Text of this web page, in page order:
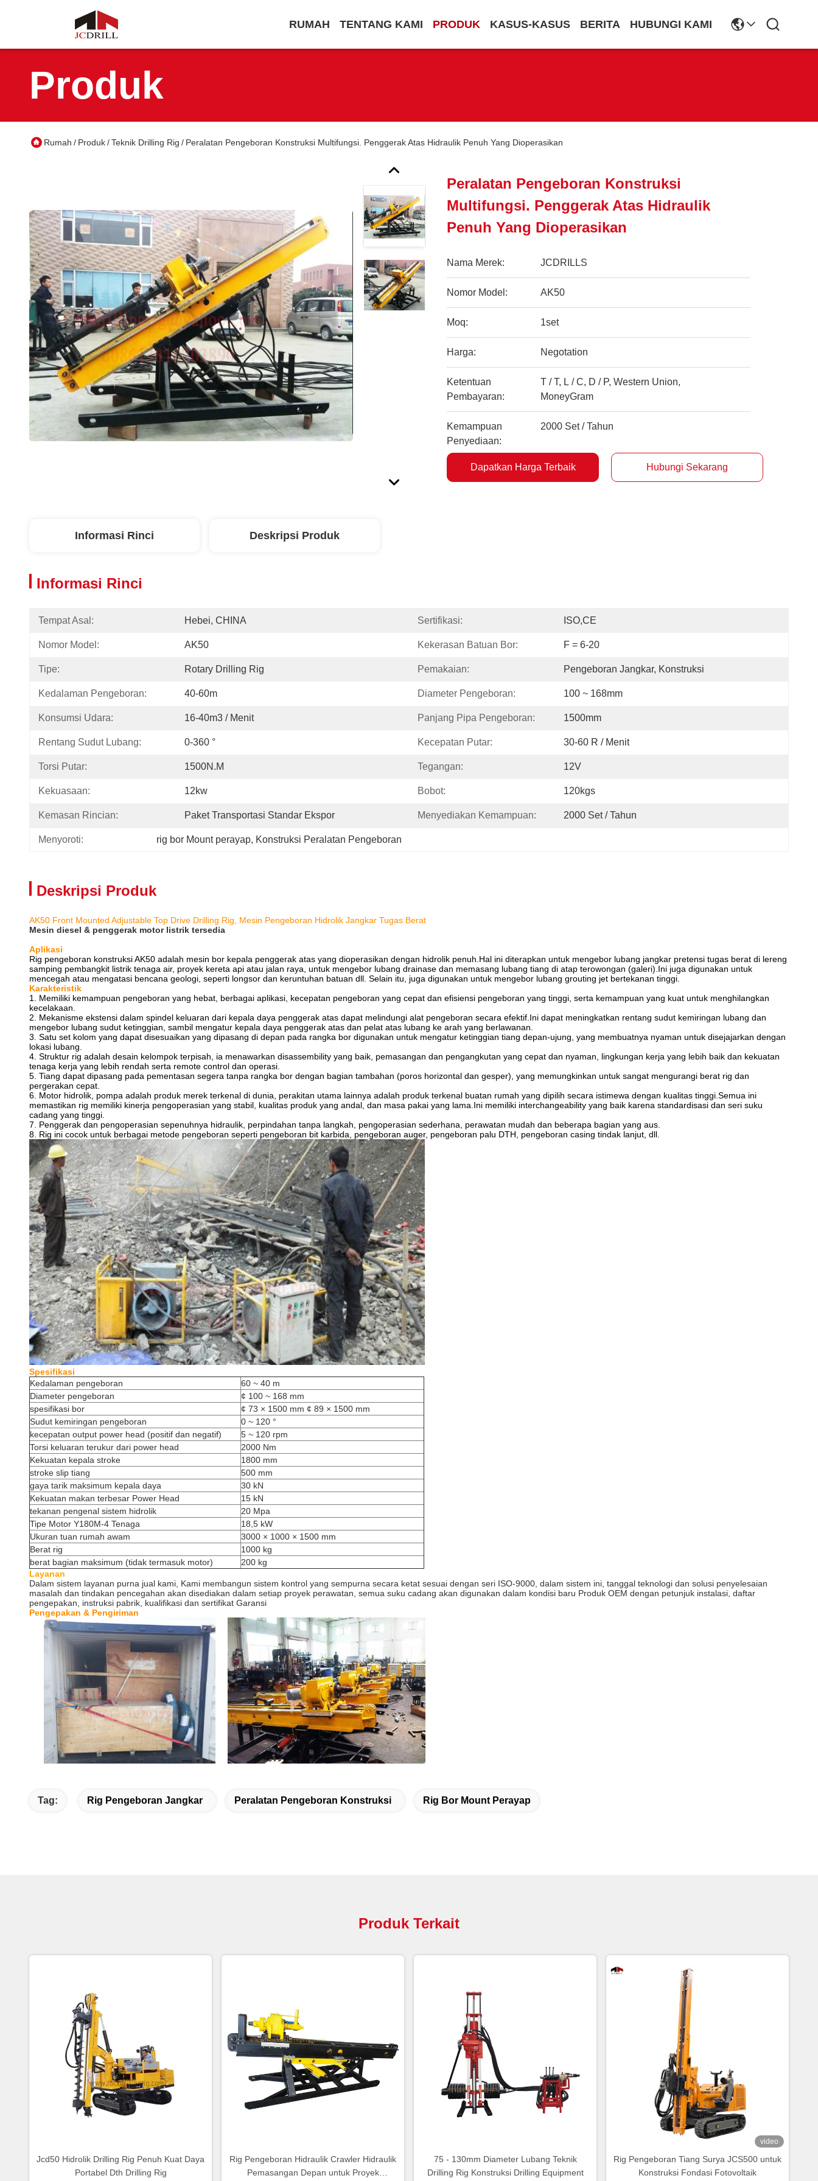
RUMAH TENTANG KAMI PRODUK KASUS-KASUS BERITA HUBUNGI KAMI
Produk
Rumah / Produk/Teknik Drilling Rig / Peralatan Pengeboran Konstruksi Multifungsi. Penggerak Atas Hidraulik Penuh Yang Dioperasikan
Peralatan Pengeboran Konstruksi
Multifungsi. Penggerak Atas Hidraulik
Penuh Yang Dioperasikan
Nama Merek: JCDRILLS
Nomor Model: AK50
Moq: 1set
Harga: Negotation
Ketentuan
Pembayaran:
T / T, L / C, D / P, Western Union,
MoneyGram
Kemampuan
Penyediaan:
2000 Set / Tahun
Dapatkan Harga Terbaik Hubungi Sekarang
Informasi Rinci Deskripsi Produk
Informasi Rinci
Tempat Asal: Hebei, CHINA Sertifikasi: ISO,CE
Nomor Model: AK50 Kekerasan Batuan Bor: F = 6-20
Tipe: Rotary Drilling Rig Pemakaian: Pengeboran Jangkar, Konstruksi
Kedalaman Pengeboran: 40-60m Diameter Pengeboran: 100 ~ 168mm
Konsumsi Udara: 16-40m3 / Menit Panjang Pipa Pengeboran: 1500mm
Rentang Sudut Lubang: 0-360 ° Kecepatan Putar: 30-60 R / Menit
Torsi Putar: 1500N.M Tegangan: 12V
Kekuasaan: 12kw Bobot: 120kgs
Kemasan Rincian: Paket Transportasi Standar Ekspor Menyediakan Kemampuan: 2000 Set / Tahun
Menyoroti: rig bor Mount perayap, Konstruksi Peralatan Pengeboran
Deskripsi Produk
AK50 Front Mounted Adjustable Top Drive Drilling Rig, Mesin Pengeboran Hidrolik Jangkar Tugas Berat
Mesin diesel & penggerak motor listrik tersedia
Aplikasi
Rig pengeboran konstruksi AK50 adalah mesin bor kepala penggerak atas yang dioperasikan dengan hidrolik penuh.Hal ini diterapkan untuk mengebor lubang jangkar pretensi tugas berat di lereng
samping pembangkit listrik tenaga air, proyek kereta api atau jalan raya, untuk mengebor lubang drainase dan memasang lubang tiang di atap terowongan (galeri).Ini juga digunakan untuk
mencegah atau mengatasi bencana geologi, seperti longsor dan keruntuhan batuan dll. Selain itu, juga digunakan untuk mengebor lubang grouting jet bertekanan tinggi.
Karakteristik
1. Memiliki kemampuan pengeboran yang hebat, berbagai aplikasi, kecepatan pengeboran yang cepat dan efisiensi pengeboran yang tinggi, serta kemampuan yang kuat untuk menghilangkan
kecelakaan.
2. Mekanisme ekstensi dalam spindel keluaran dari kepala daya penggerak atas dapat melindungi alat pengeboran secara efektif.Ini dapat meningkatkan rentang sudut kemiringan lubang dan
mengebor lubang sudut ketinggian, sambil mengatur kepala daya penggerak atas dan pelat atas lubang ke arah yang berlawanan.
3. Satu set kolom yang dapat disesuaikan yang dipasang di depan pada rangka bor digunakan untuk mengatur ketinggian tiang depan-ujung, yang membuatnya nyaman untuk disejajarkan dengan
lokasi lubang.
4. Struktur rig adalah desain kelompok terpisah, ia menawarkan disassembility yang baik, pemasangan dan pengangkutan yang cepat dan nyaman, lingkungan kerja yang lebih baik dan kekuatan
tenaga kerja yang lebih rendah serta remote control dan operasi.
5. Tiang dapat dipasang pada pementasan segera tanpa rangka bor dengan bagian tambahan (poros horizontal dan gesper), yang memungkinkan untuk sangat mengurangi berat rig dan
pergerakan cepat.
6. Motor hidrolik, pompa adalah produk merek terkenal di dunia, perakitan utama lainnya adalah produk terkenal buatan rumah yang dipilih secara istimewa dengan kualitas tinggi.Semua ini
memastikan rig memiliki kinerja pengoperasian yang stabil, kualitas produk yang andal, dan masa pakai yang lama.Ini memiliki interchangeability yang baik karena standardisasi dan seri suku
cadang yang tinggi.
7. Penggerak dan pengoperasian sepenuhnya hidraulik, perpindahan tanpa langkah, pengoperasian sederhana, perawatan mudah dan beberapa bagian yang aus.
8. Rig ini cocok untuk berbagai metode pengeboran seperti pengeboran bit karbida, pengeboran auger, pengeboran palu DTH, pengeboran casing tindak lanjut, dll.
Spesifikasi
Kedalaman pengeboran
60 ~ 40 m
Diameter pengeboran
¢ 100 ~ 168 mm
spesifikasi bor
¢ 73 × 1500 mm ¢ 89 × 1500 mm
Sudut kemiringan pengeboran
0 ~ 120 °
kecepatan output power head (positif dan negatif)
5 ~ 120 rpm
Torsi keluaran terukur dari power head
2000 Nm
Kekuatan kepala stroke
1800 mm
stroke slip tiang
500 mm
gaya tarik maksimum kepala daya
30 kN
Kekuatan makan terbesar Power Head
15 kN
tekanan pengenal sistem hidrolik
20 Mpa
Tipe Motor Y180M-4 Tenaga
18,5 kW
Ukuran tuan rumah awam
3000 × 1000 × 1500 mm
Berat rig
1000 kg
berat bagian maksimum (tidak termasuk motor)
200 kg
Layanan
Dalam sistem layanan purna jual kami, Kami membangun sistem kontrol yang sempurna secara ketat sesuai dengan seri ISO-9000, dalam sistem ini, tanggal teknologi dan solusi penyelesaian
masalah dan tindakan pencegahan akan disediakan dalam setiap proyek perawatan, semua suku cadang akan digunakan dalam kondisi baru Produk OEM dengan petunjuk instalasi, daftar
pengepakan, instruksi pabrik, kualifikasi dan sertifikat Garansi
Pengepakan & Pengiriman
Tag: Rig Pengeboran Jangkar Peralatan Pengeboran Konstruksi Rig Bor Mount Perayap
Produk Terkait
Jcd50 Hidrolik Drilling Rig Penuh Kuat Daya
Portabel Dth Drilling Rig
Rig Pengeboran Hidraulik Crawler Hidraulik
Pemasangan Depan untuk Proyek
75 - 130mm Diameter Lubang Teknik
Drilling Rig Konstruksi Drilling Equipment
video
Rig Pengeboran Tiang Surya JCS500 untuk
Konstruksi Fondasi Fotovoltaik